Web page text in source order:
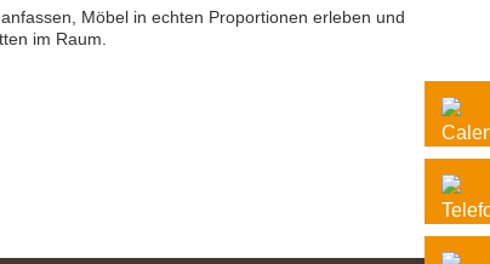
Möbel in echten Proportionen erleben und
im Raum.